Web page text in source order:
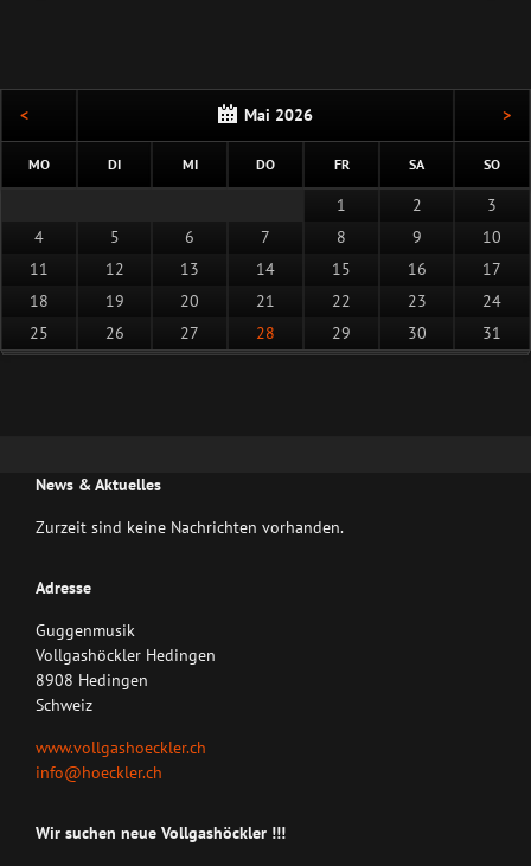
< Mai 2026 >
MONTAG DIENSTAG MITTWOCH DONNERSTAGFREITAG SAMSTAG SO
1 2
3
4
5 6 7 8 9
10
11
12 13 14 15 16
17
18
19 20 21 22 23
24
25
26 27 28 29 30 31
News & Aktuelles
Zurzeit sind keine Nachrichten vorhanden.
Adresse
Guggenmusik
Vollgashöckler Hedingen
8908 Hedingen
Schweiz
www.vollgashoeckler.ch
info@hoeckler.ch
Wir suchen neue Vollgashöckler !!!